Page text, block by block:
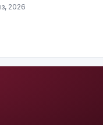
2026